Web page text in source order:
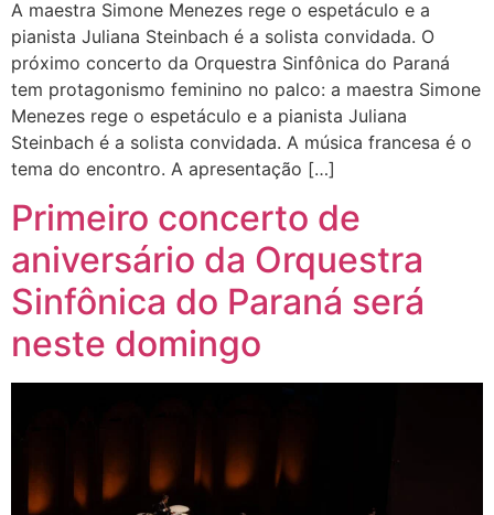
A maestra Simone Menezes rege o espetáculo e a
pianista Juliana Steinbach é a solista convidada. O
próximo concerto da Orquestra Sinfônica do Paraná
tem protagonismo feminino no palco: a maestra Simone
Menezes rege o espetáculo e a pianista Juliana
Steinbach é a solista convidada. A música francesa é o
tema do encontro. A apresentação […]
Primeiro concerto de
aniversário da Orquestra
Sinfônica do Paraná será
neste domingo